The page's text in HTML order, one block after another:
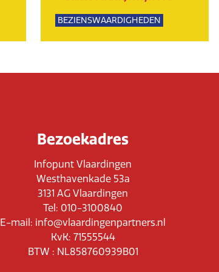
BEZIENSWAARDIGHEDEN
NATUUR
Bezoekadres
Infopunt Vlaardingen
Westhavenkade 53a
3131 AG Vlaardingen
Tel: 010-3100840
E-mail: info@vlaardingenpartners.nl
KvK: 71555544
BTW : NL858760939B01